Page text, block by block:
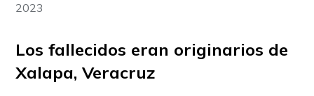
2023
Los fallecidos eran originarios de
Xalapa, Veracruz